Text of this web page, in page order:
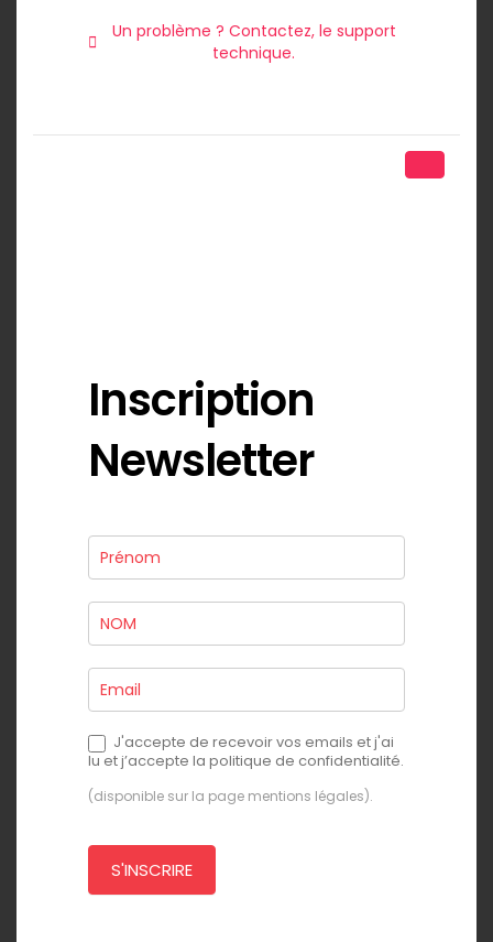
Un problème ? Contactez, le support
technique.
Inscription
Newsletter
Newsletter
J'accepte de recevoir vos emails et j'ai
lu et j’accepte la politique de confidentialité.
(disponible sur la page mentions légales).
S'INSCRIRE